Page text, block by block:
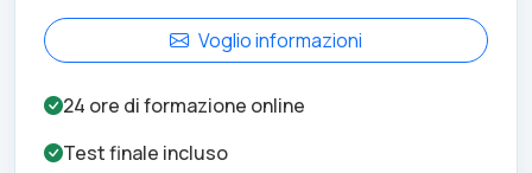
Voglio informazioni
24 ore di formazione online
Test finale incluso